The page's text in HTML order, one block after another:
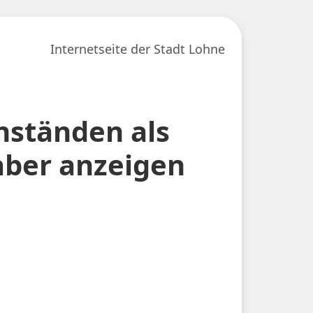
Internetseite der Stadt Lohne
als
anzeigen